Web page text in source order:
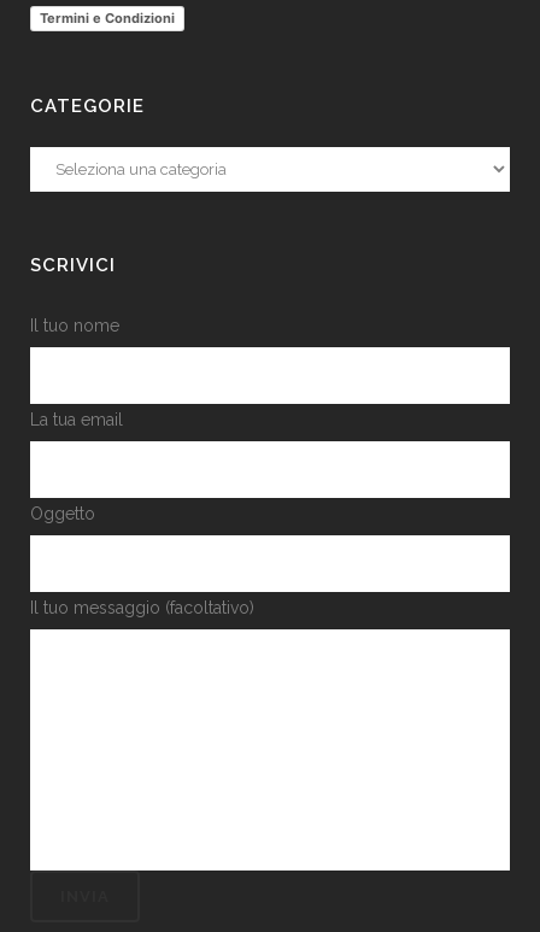
Termini e Condizioni
CATEGORIE
Categorie
SCRIVICI
Il tuo nome
La tua email
Oggetto
Il tuo messaggio (facoltativo)